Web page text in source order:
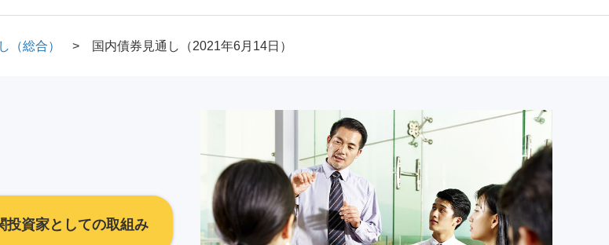
（総合） 国内債券見通し（2021年6月14日）
投資家としての取組み